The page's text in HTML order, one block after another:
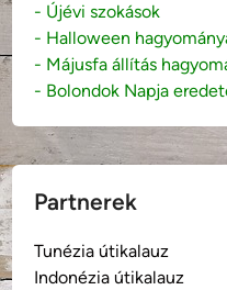
- Újévi szokások
- Halloween
- Májusfa állítás
- Bolondok Napja
Partnerek
Tunézia útikalauz
Indonézia útikalauz